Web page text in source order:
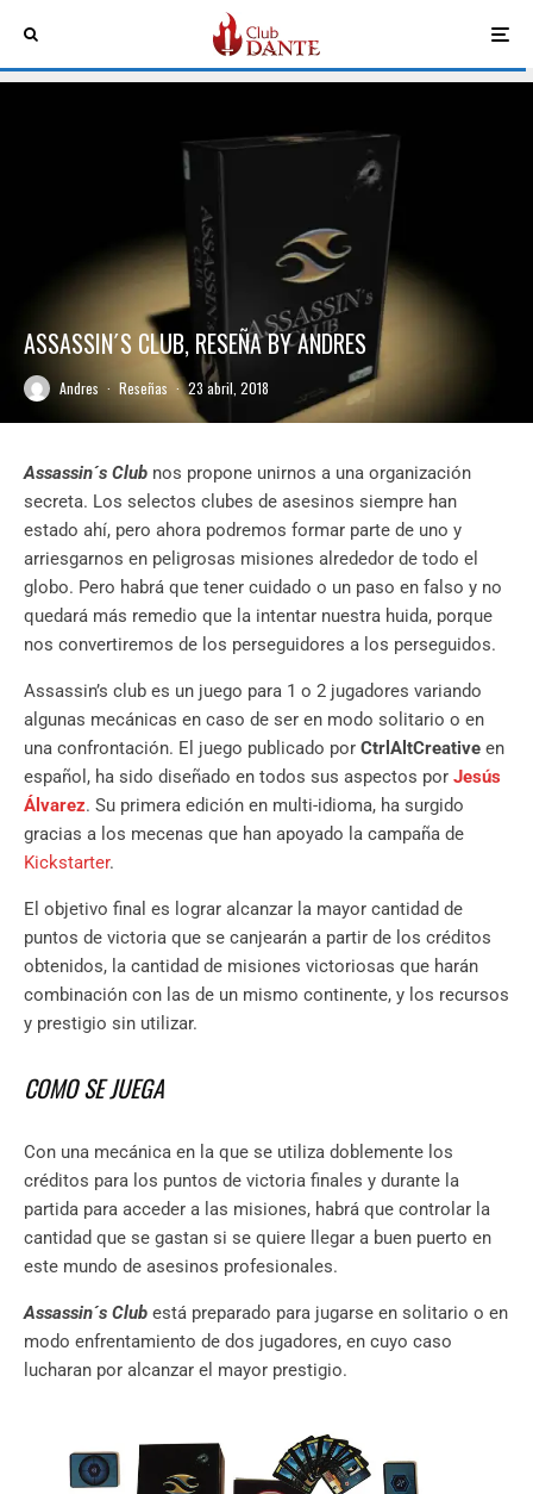
ASSASSIN´S CLUB, RESEÑA BY ANDRES
Andres · Reseñas · 23 abril, 2018
Assassin´s Club nos propone unirnos a una organización
secreta. Los selectos clubes de asesinos siempre han
estado ahí, pero ahora podremos formar parte de uno y
arriesgarnos en peligrosas misiones alrededor de todo el
globo. Pero habrá que tener cuidado o un paso en falso y no
quedará más remedio que la intentar nuestra huida, porque
nos convertiremos de los perseguidores a los perseguidos.
Assassin’s club es un juego para 1 o 2 jugadores variando
algunas mecánicas en caso de ser en modo solitario o en
una confrontación. El juego publicado por CtrlAltCreative en
español, ha sido diseñado en todos sus aspectos por Jesús
Álvarez. Su primera edición en multi-idioma, ha surgido
gracias a los mecenas que han apoyado la campaña de
Kickstarter.
El objetivo final es lograr alcanzar la mayor cantidad de
puntos de victoria que se canjearán a partir de los créditos
obtenidos, la cantidad de misiones victoriosas que harán
combinación con las de un mismo continente, y los recursos
y prestigio sin utilizar.
COMO SE JUEGA
Con una mecánica en la que se utiliza doblemente los
créditos para los puntos de victoria finales y durante la
partida para acceder a las misiones, habrá que controlar la
cantidad que se gastan si se quiere llegar a buen puerto en
este mundo de asesinos profesionales.
Assassin´s Club está preparado para jugarse en solitario o en
modo enfrentamiento de dos jugadores, en cuyo caso
lucharan por alcanzar el mayor prestigio.